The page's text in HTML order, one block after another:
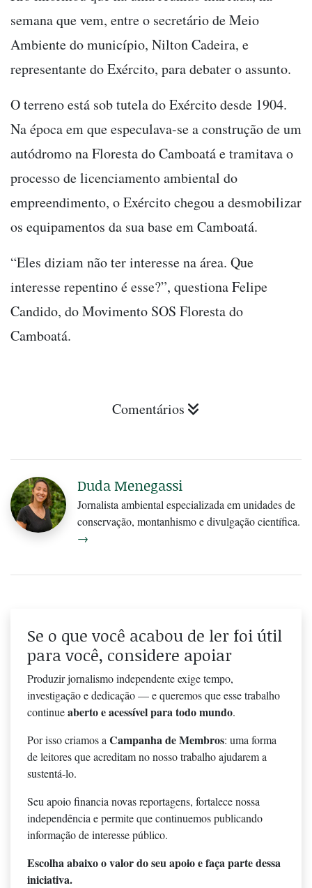
semana que vem, entre o secretário de Meio
Ambiente do município, Nilton Cadeira, e
representante do Exército, para debater o assunto.
O terreno está sob tutela do Exército desde 1904.
Na época em que especulava-se a construção de um
autódromo na Floresta do Camboatá e tramitava o
processo de licenciamento ambiental do
empreendimento, o Exército chegou a desmobilizar
os equipamentos da sua base em Camboatá.
“Eles diziam não ter interesse na área. Que
interesse repentino é esse?”, questiona Felipe
Candido, do Movimento SOS Floresta do
Camboatá.
Comentários
Duda Menegassi
Jornalista ambiental especializada em unidades de
conservação, montanhismo e divulgação científica.
→
Se o que você acabou de ler foi útil
para você, considere apoiar
Produzir jornalismo independente exige tempo,
investigação e dedicação — e queremos que esse trabalho
continueaberto e acessível para todo mundo.
Por isso criamos a Campanha de Membros: uma forma
de leitores que acreditam no nosso trabalho ajudarem a
sustentá-lo.
Seu apoio financia novas reportagens, fortalece nossa
independência e permite que continuemos publicando
informação de interesse público.
Escolha abaixo o valor do seu apoio e faça parte dessa
iniciativa.